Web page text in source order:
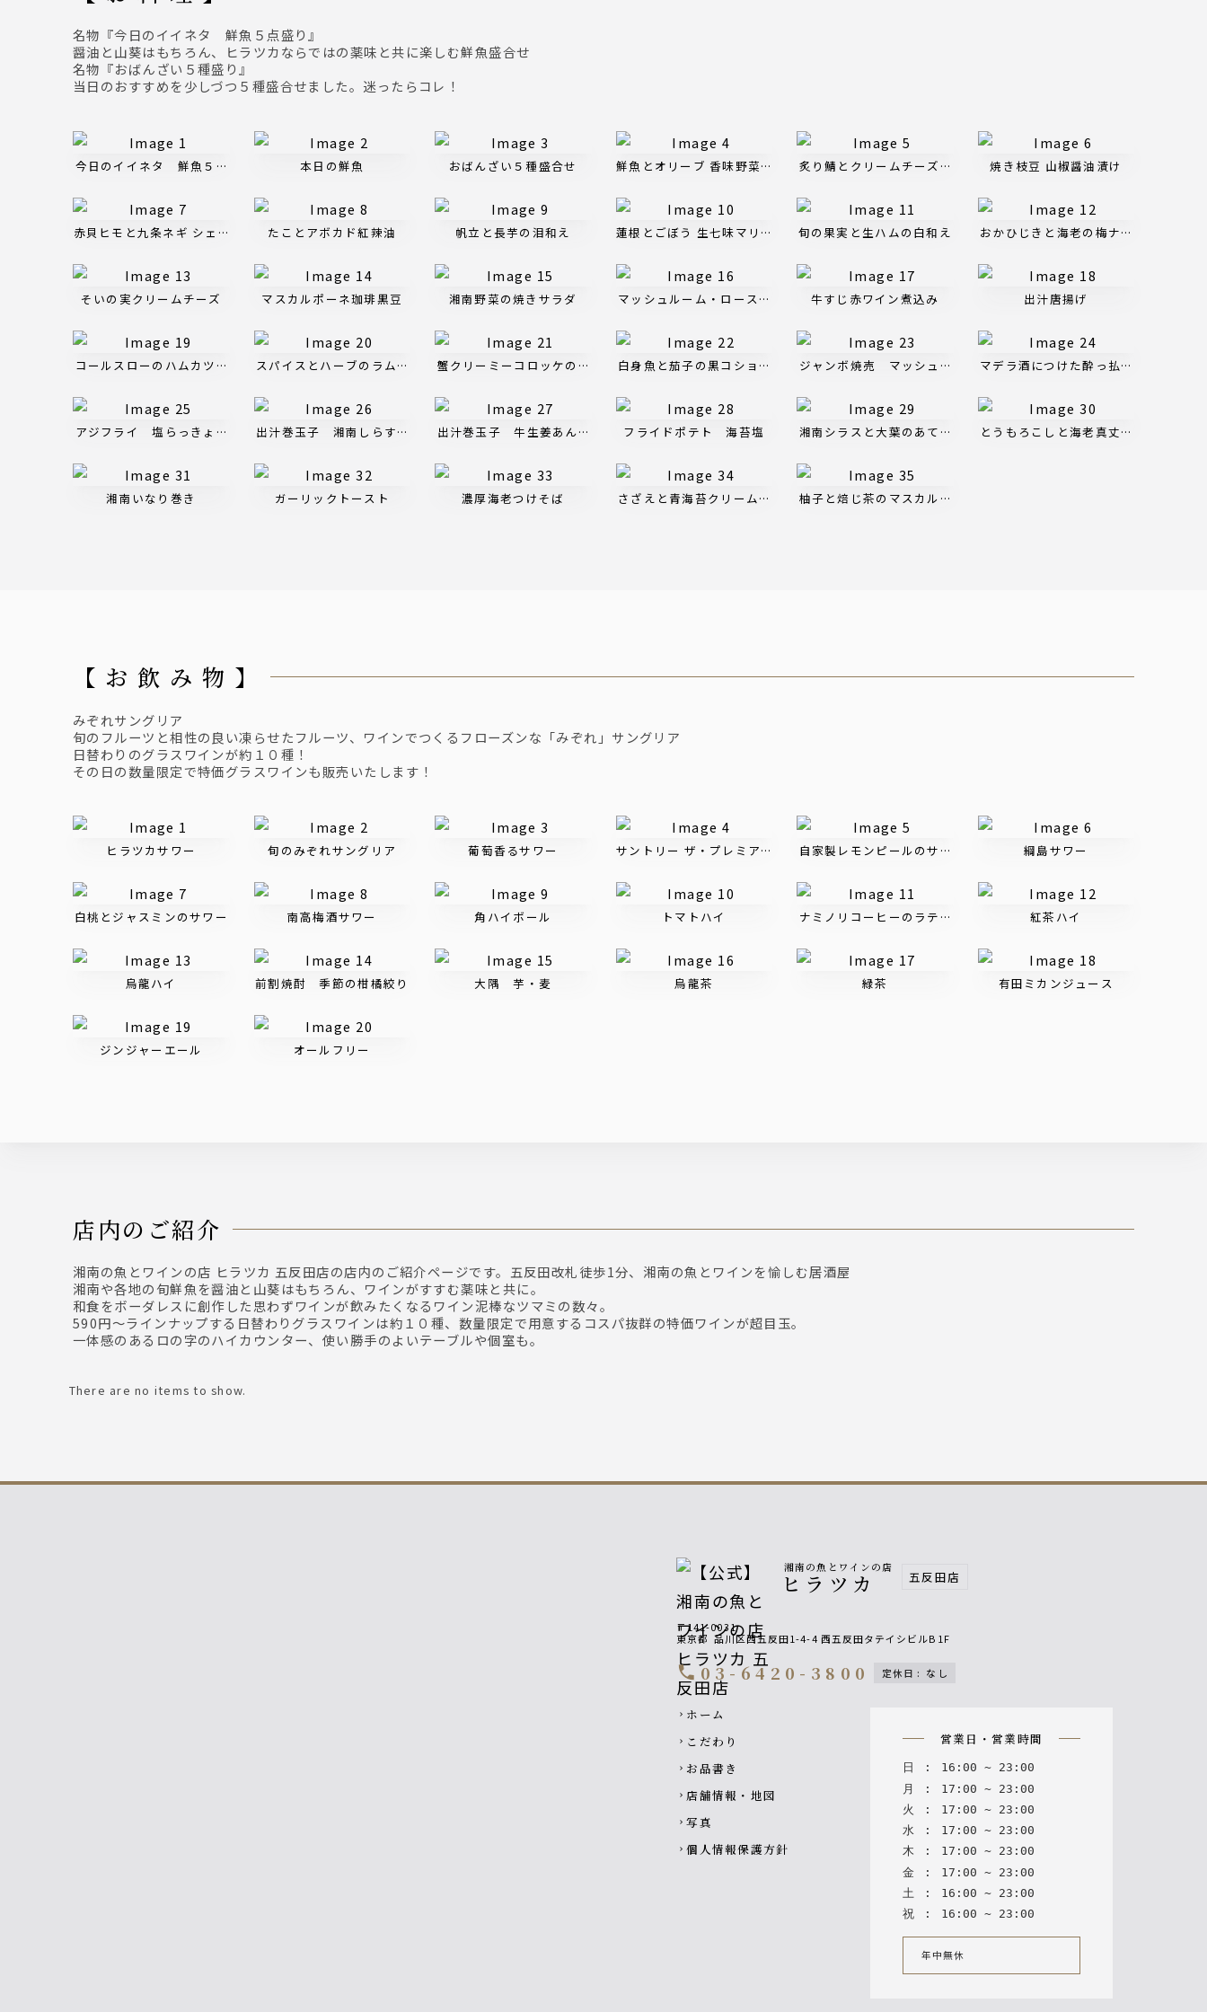
名物『今日のイイネタ 鮮魚５点盛り』
醤油と山葵はもちろん、ヒラツカならではの薬味と共に楽しむ鮮魚盛合せ
名物『おばんざい５種盛り』
当日のおすすめを少しづつ５種盛合せました。迷ったらコレ！
今日のイイネタ 鮮魚５点盛り 本日の鮮魚 おばんざい５種盛合せ 鮮魚とオリーブ 香味野菜のタルタル炙り鯖とクリームチーズのポテサラ焼き枝豆 山椒醤油漬け
赤貝ヒモと九条ネギ シェリー酢味噌和えたことアボカド紅辣油 帆立と長芋の泪和え 蓮根とごぼう 生七味マリネ 旬の果実と生ハムの白和え おかひじきと海老の梅ナムル
そいの実クリームチーズ マスカルポーネ珈琲黒豆 湘南野菜の焼きサラダ マッシュルーム・ローストビーフ・マンチェゴチーズのサラダ
牛すじ赤ワイン煮込み 出汁唐揚げ
コールスローのハムカツサンド スパイスとハーブのラムミートボール蟹クリーミーコロッケのトマトグラタン白身魚と茄子の黒コショウ炒め ジャンボ焼売 マッシュルームと海老醤 ２ケマデラ酒につけた酔っ払い海老
アジフライ 塩らっきょタルタル出汁巻玉子 湘南しらすとあおさのクリーム出汁巻玉子 牛生姜あんかけ フライドポテト 海苔塩 湘南シラスと大葉のあてピザ とうもろこしと海老真丈の春巻き
湘南いなり巻き ガーリックトースト 濃厚海老つけそば さざえと青海苔クリームリゾット柚子と焙じ茶のマスカルポーネ 自家製プリン
【 お 飲 み 物 】
みぞれサングリア
旬のフルーツと相性の良い凍らせたフルーツ、ワインでつくるフローズンな「みぞれ」サングリア
日替わりのグラスワインが約１０種！
その日の数量限定で特価グラスワインも販売いたします！
ヒラツカサワー 旬のみぞれサングリア 葡萄香るサワー サントリー ザ・プレミアム・モルツ 香るエール
自家製レモンピールのサワー 綱島サワー
白桃とジャスミンのサワー 南高梅酒サワー 角ハイボール トマトハイ ナミノリコーヒーのラテハイ 紅茶ハイ
烏龍ハイ 前割焼酎 季節の柑橘絞り 大隅 芋・麦 烏龍茶 緑茶 有田ミカンジュース
ジンジャーエール オールフリー
店内のご紹介
湘南の魚とワインの店 ヒラツカ 五反田店の店内のご紹介ページです。五反田改札徒歩1分、湘南の魚とワインを愉しむ居酒屋
湘南や各地の旬鮮魚を醤油と山葵はもちろん、ワインがすすむ薬味と共に。
和食をボーダレスに創作した思わずワインが飲みたくなるワイン泥棒なツマミの数々。
590円～ラインナップする日替わりグラスワインは約１０種、数量限定で用意するコスパ抜群の特価ワインが超目玉。
一体感のあるロの字のハイカウンター、使い勝手のよいテーブルや個室も。
There are no items to show.
湘南の魚とワインの店
ヒラツカ 五反田店
〒141-0031
東京都 品川区西五反田1-4-4 西五反田タテイシビルB1F
call 03-6420-3800 定休日 : なし
Footer navigation
chevron_right ホーム
chevron_right こだわり
chevron_right お品書き
chevron_right 店舗情報・地図
chevron_right 写真
chevron_right 個人情報保護方針
営業日・営業時間
日 : 16 : 00 ~ 23 : 00
月
: 17 : 00 ~ 23 : 00
火
: 17 : 00 ~ 23 : 00
水 : 17 : 00 ~ 23 : 00
木
: 17 : 00 ~ 23 : 00
金
: 17 : 00 ~ 23 : 00
土
: 16 : 00 ~ 23 : 00
祝 : 16 : 00 ~ 23 : 00
年中無休